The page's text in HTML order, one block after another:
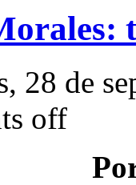
28 de
off